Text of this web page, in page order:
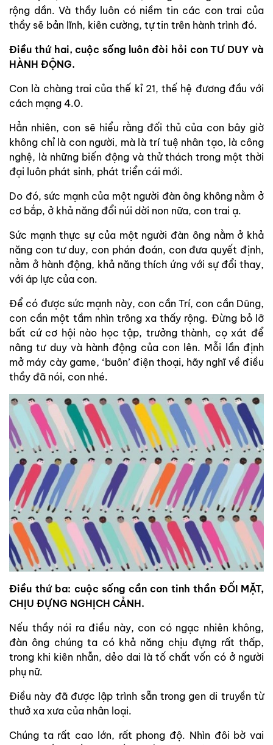
rộng dần. Và thầy luôn có niềm tin các con trai của
thầy sẽ bản lĩnh, kiên cường, tự tin trên hành trình đó.
Điều thứ hai, cuộc sống luôn đòi hỏi con TƯ DUY và
HÀNH ĐỘNG.
Con là chàng trai của thế kỉ 21, thế hệ đương đầu với
cách mạng 4.0.
Hẳn nhiên, con sẽ hiểu rằng đối thủ của con bây giờ
không chỉ là con người, mà là trí tuệ nhân tạo, là công
nghệ, là những biến động và thử thách trong một thời
đại luôn phát sinh, phát triển cái mới.
Do đó, sức mạnh của một người đàn ông không nằm ở
cơ bắp, ở khả năng đổi núi dời non nữa, con trai ạ.
Sức mạnh thực sự của một người đàn ông nằm ở khả
năng con tư duy, con phán đoán, con đưa quyết định,
nằm ở hành động, khả năng thích ứng với sự đổi thay,
với áp lực của con.
Để có được sức mạnh này, con cần Trí, con cần Dũng,
con cần một tầm nhìn trông xa thấy rộng. Đừng bỏ lỡ
bất cứ cơ hội nào học tập, trưởng thành, cọ xát để
nâng tư duy và hành động của con lên. Mỗi lần định
mở máy cày game, ‘buôn’ điện thoại, hãy nghĩ về điều
thầy đã nói, con nhé.
Điều thứ ba: cuộc sống cần con tinh thần ĐỐI MẶT,
CHỊU ĐỰNG NGHỊCH CẢNH.
Nếu thầy nói ra điều này, con có ngạc nhiên không,
đàn ông chúng ta có khả năng chịu đựng rất thấp,
trong khi kiên nhẫn, dẻo dai là tố chất vốn có ở người
phụ nữ.
Điều này đã được lập trình sẵn trong gen di truyền từ
thưở xa xưa của nhân loại.
Chúng ta rất cao lớn, rất phong độ. Nhìn đôi bờ vai